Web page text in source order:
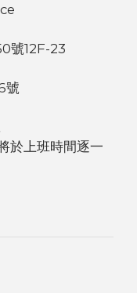
號12F-23
號
路 71號
於上班時間逐一